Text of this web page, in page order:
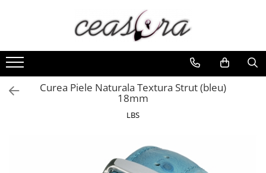
Toate Produsele
Baterii
AA, AAA, 9V
Accesorii baterii
Curea Piele Naturala Textura Strut (bleu)
18mm
LBS